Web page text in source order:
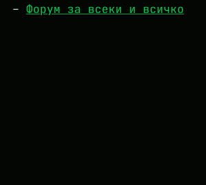
– Форум за всеки и всичко